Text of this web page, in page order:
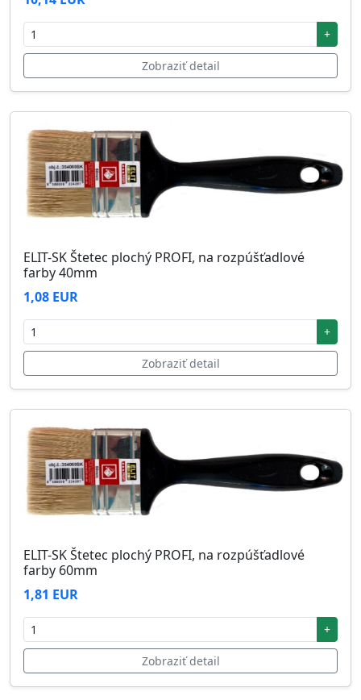
+
Zobraziť detail
ELIT-SK Štetec plochý PROFI, na rozpúšťadlové
farby 40mm
1,08 EUR
+
Zobraziť detail
ELIT-SK Štetec plochý PROFI, na rozpúšťadlové
farby 60mm
1,81 EUR
+
Zobraziť detail